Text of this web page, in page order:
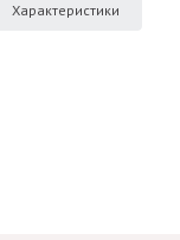
Характеристики